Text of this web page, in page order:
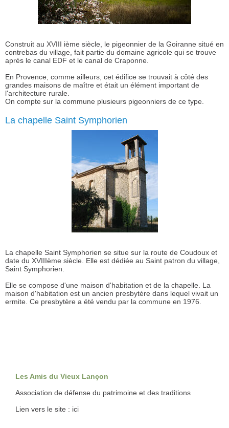
Construit au XVIII ième siècle, le pigeonnier de la Goiranne situé en
contrebas du village, fait partie du domaine agricole qui se trouve
après le canal EDF et le canal de Craponne.
En Provence, comme ailleurs, cet édifice se trouvait à côté des
grandes maisons de maître et était un élément important de
l'architecture rurale.
On compte sur la commune plusieurs pigeonniers de ce type.
La chapelle Saint Symphorien
La chapelle Saint Symphorien se situe sur la route de Coudoux et
date du XVIIIème siècle. Elle est dédiée au Saint patron du village,
Saint Symphorien.
Elle se compose d'une maison d'habitation et de la chapelle. La
maison d'habitation est un ancien presbytère dans lequel vivait un
ermite. Ce presbytère a été vendu par la commune en 1976.
Les Amis du Vieux Lançon
Association de défense du patrimoine et des traditions
Lien vers le site : ici